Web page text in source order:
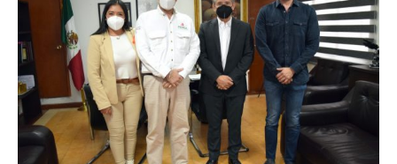
Trámites
Servicios
Licitaciones
Transparencia